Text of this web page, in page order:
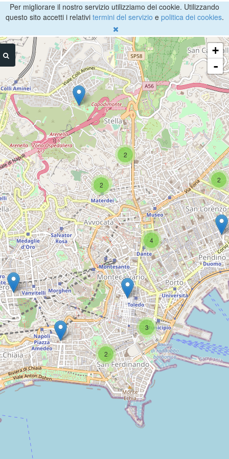
Per migliorare il nostro servizio utilizziamo dei cookie. Utilizzando
questo sito accetti i relativi termini del servizio e politica dei cookies.
2
3
4
2
2
2
+
-